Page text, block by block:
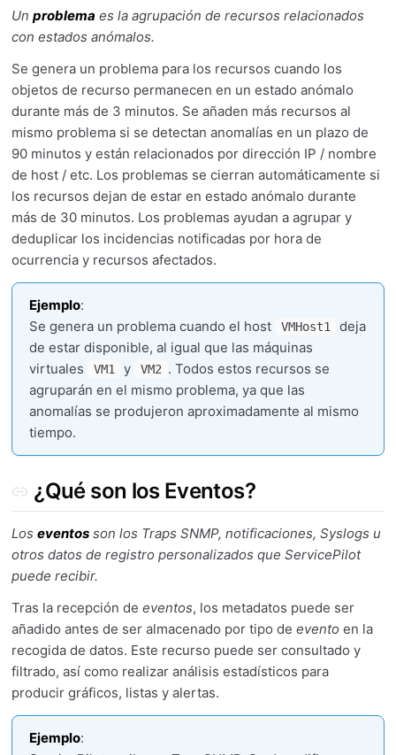
Un problema es la agrupación de recursos relacionados
con estados anómalos.
Se genera un problema para los recursos cuando los
objetos de recurso permanecen en un estado anómalo
durante más de 3 minutos. Se añaden más recursos al
mismo problema si se detectan anomalías en un plazo de
90 minutos y están relacionados por dirección IP / nombre
de host / etc. Los problemas se cierran automáticamente si
los recursos dejan de estar en estado anómalo durante
más de 30 minutos. Los problemas ayudan a agrupar y
deduplicar los incidencias notificadas por hora de
ocurrencia y recursos afectados.
Ejemplo:
Se genera un problema cuando el host
VMHost1
deja
de estar disponible, al igual que las máquinas
virtuales
VM1 y VM2 . Todos estos recursos se
agruparán en el mismo problema, ya que las
anomalías se produjeron aproximadamente al mismo
tiempo.
¿Qué son los Eventos?
Los eventosson los Traps SNMP, notificaciones, Syslogs u
otros datos de registro personalizados que ServicePilot
puede recibir.
Tras la recepción de eventos, los metadatos puede ser
añadido antes de ser almacenado por tipo de eventoen la
recogida de datos. Este recurso puede ser consultado y
filtrado, así como realizar análisis estadísticos para
producir gráficos, listas y alertas.
Ejemplo: